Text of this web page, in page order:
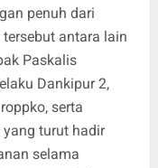
penuh dari
antara lain
Paskalis
Dankipur 2,
serta
turut hadir
selama